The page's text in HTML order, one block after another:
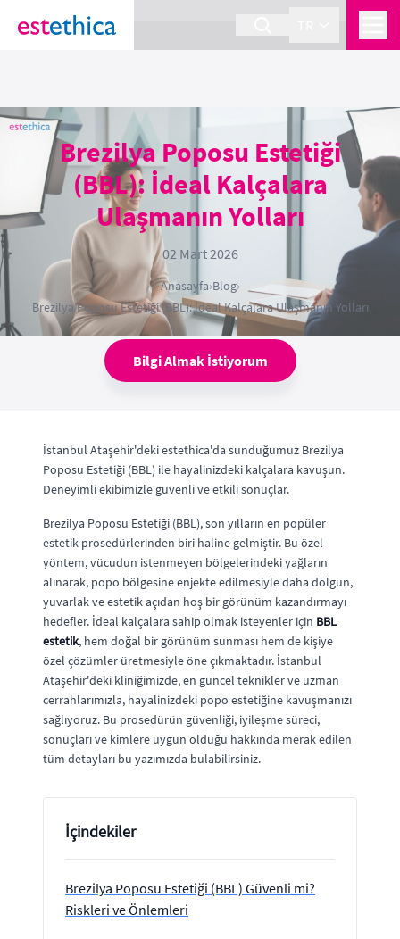
section Service {
Brezilya Poposu Estetiği
(BBL): İdeal Kalçalara
Ulaşmanın Yolları
02 Mart 2026
Anasayfa›Blog›
Brezilya Poposu Estetiği (BBL): İdeal Kalçalara Ulaşmanın Yolları
Bilgi Almak İstiyorum
İstanbul Ataşehir'deki estethica'da sunduğumuz Brezilya
Poposu Estetiği (BBL) ile hayalinizdeki kalçalara kavuşun.
Deneyimli ekibimizle güvenli ve etkili sonuçlar.
Brezilya Poposu Estetiği (BBL), son yılların en popüler
estetik prosedürlerinden biri haline gelmiştir. Bu özel
yöntem, vücudun istenmeyen bölgelerindeki yağların
alınarak, popo bölgesine enjekte edilmesiyle daha dolgun,
yuvarlak ve estetik açıdan hoş bir görünüm kazandırmayı
hedefler. İdeal kalçalara sahip olmak isteyenler için BBL
estetik, hem doğal bir görünüm sunması hem de kişiye
özel çözümler üretmesiyle öne çıkmaktadır. İstanbul
Ataşehir'deki kliniğimizde, en güncel teknikler ve uzman
cerrahlarımızla, hayalinizdeki popo estetiğine kavuşmanızı
sağlıyoruz. Bu prosedürün güvenliği, iyileşme süreci,
sonuçları ve kimlere uygun olduğu hakkında merak edilen
tüm detayları bu yazımızda bulabilirsiniz.
İçindekiler
Brezilya Poposu Estetiği (BBL) Güvenli mi?
Riskleri ve Önlemleri